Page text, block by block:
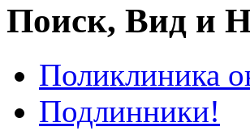
Поиск, Вид и
Поликлиника
Подлинники!